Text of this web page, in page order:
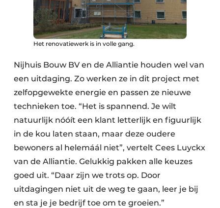
Het renovatiewerk is in volle gang.
Nijhuis Bouw BV en de Alliantie houden wel van
een uitdaging. Zo werken ze in dit project met
zelfopgewekte energie en passen ze nieuwe
technieken toe. “Het is spannend. Je wilt
natuurlijk nóóít een klant letterlijk en figuurlijk
in de kou laten staan, maar deze oudere
bewoners al helemáál niet”, vertelt Cees Luyckx
van de Alliantie. Gelukkig pakken alle keuzes
goed uit. “Daar zijn we trots op. Door
uitdagingen niet uit de weg te gaan, leer je bij
en sta je je bedrijf toe om te groeien.”